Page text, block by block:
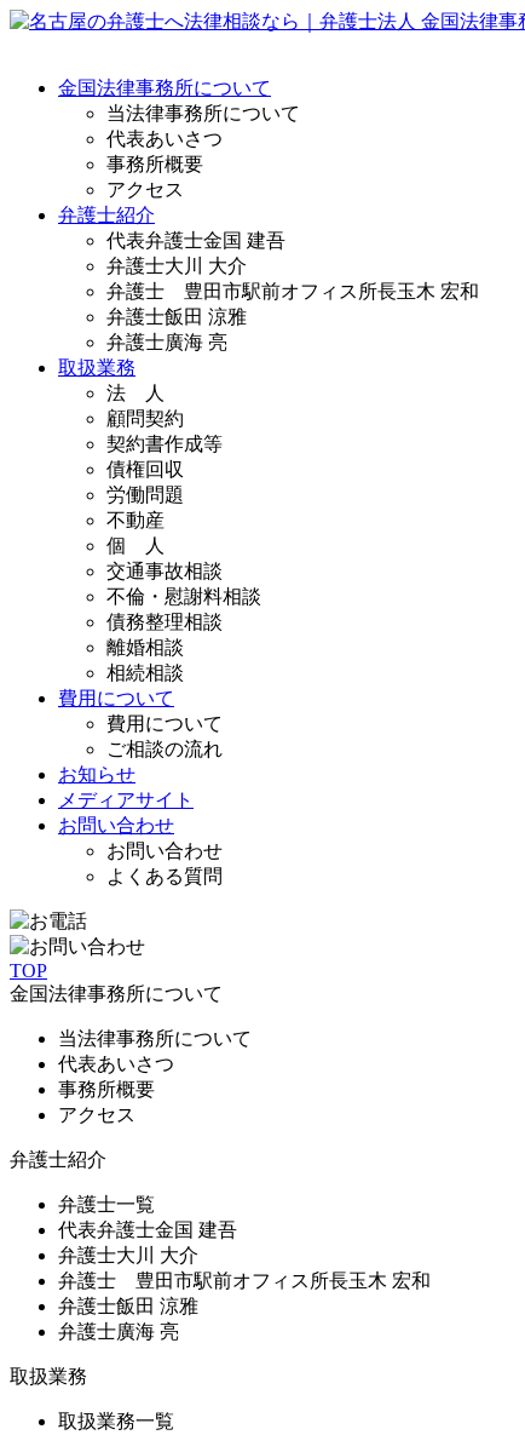
金国法律事務所について
当法律事務所について
代表あいさつ
事務所概要
アクセス
弁護士紹介
代表弁護士金国 建吾
弁護士大川 大介
弁護士 豊田市駅前オフィス所長玉木 宏和
弁護士飯田 涼雅
弁護士廣海 亮
取扱業務
法 人
顧問契約
契約書作成等
債権回収
労働問題
不動産
個 人
交通事故相談
不倫・慰謝料相談
債務整理相談
離婚相談
相続相談
費用について
費用について
ご相談の流れ
お知らせ
メディアサイト
お問い合わせ
お問い合わせ
よくある質問
TOP
金国法律事務所について
当法律事務所について
代表あいさつ
事務所概要
アクセス
弁護士紹介
弁護士一覧
代表弁護士金国 建吾
弁護士大川 大介
弁護士 豊田市駅前オフィス所長玉木 宏和
弁護士飯田 涼雅
弁護士廣海 亮
取扱業務
取扱業務一覧